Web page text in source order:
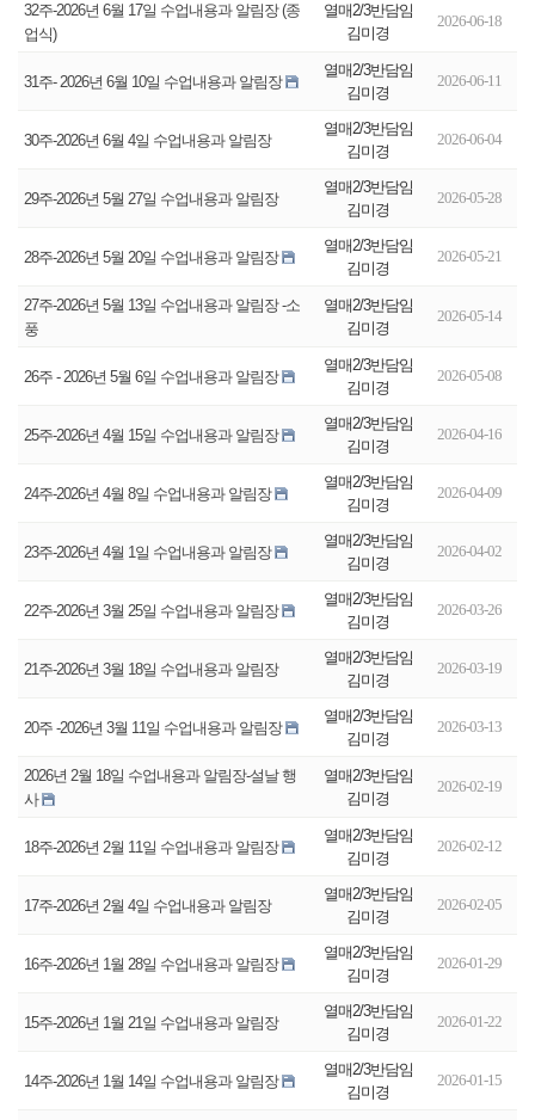
32주-2026년 6월 17일 수업내용과 알림장 (종
업식)
열매2/3반담임
김미경
2026-06-18
31주- 2026년 6월 10일 수업내용과 알림장
열매2/3반담임
김미경
2026-06-11
30주-2026년 6월 4일 수업내용과 알림장
열매2/3반담임
김미경
2026-06-04
29주-2026년 5월 27일 수업내용과 알림장
열매2/3반담임
김미경
2026-05-28
28주-2026년 5월 20일 수업내용과 알림장
열매2/3반담임
김미경
2026-05-21
27주-2026년 5월 13일 수업내용과 알림장 -소
풍
열매2/3반담임
김미경
2026-05-14
26주 - 2026년 5월 6일 수업내용과 알림장
열매2/3반담임
김미경
2026-05-08
25주-2026년 4월 15일 수업내용과 알림장
열매2/3반담임
김미경
2026-04-16
24주-2026년 4월 8일 수업내용과 알림장
열매2/3반담임
김미경
2026-04-09
23주-2026년 4월 1일 수업내용과 알림장
열매2/3반담임
김미경
2026-04-02
22주-2026년 3월 25일 수업내용과 알림장
열매2/3반담임
김미경
2026-03-26
21주-2026년 3월 18일 수업내용과 알림장
열매2/3반담임
김미경
2026-03-19
20주 -2026년 3월 11일 수업내용과 알림장
열매2/3반담임
김미경
2026-03-13
2026년 2월 18일 수업내용과 알림장-설날 행
사
열매2/3반담임
김미경
2026-02-19
18주-2026년 2월 11일 수업내용과 알림장
열매2/3반담임
김미경
2026-02-12
17주-2026년 2월 4일 수업내용과 알림장
열매2/3반담임
김미경
2026-02-05
16주-2026년 1월 28일 수업내용과 알림장
열매2/3반담임
김미경
2026-01-29
15주-2026년 1월 21일 수업내용과 알림장
열매2/3반담임
김미경
2026-01-22
14주-2026년 1월 14일 수업내용과 알림장
열매2/3반담임
김미경
2026-01-15